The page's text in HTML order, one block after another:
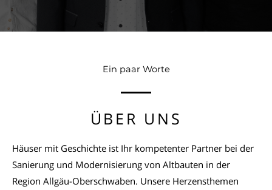
Ein paar Worte
ÜBER UNS
Häuser mit Geschichte ist Ihr kompetenter Partner bei der
Sanierung und Modernisierung von Altbauten in der
Region Allgäu-Oberschwaben. Unsere Herzensthemen